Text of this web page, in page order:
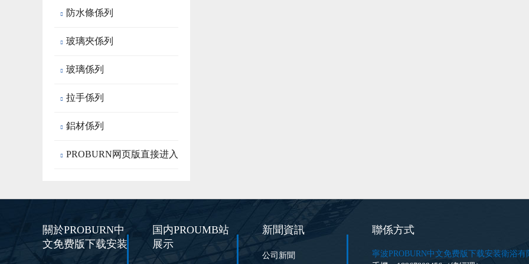
 防水條係列
 玻璃夾係列
 玻璃係列
 拉手係列
 鋁材係列
 PROBURN网页版直接进入
關於PROBURN中
文免费版下载安装
国内PROUMB站
展示
新聞資訊
公司新聞
聯係方式
寧波PROBURN中文免费版下载安装衛浴有